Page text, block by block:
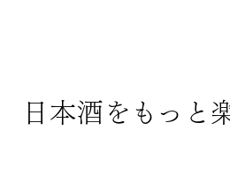
日本酒をもっと